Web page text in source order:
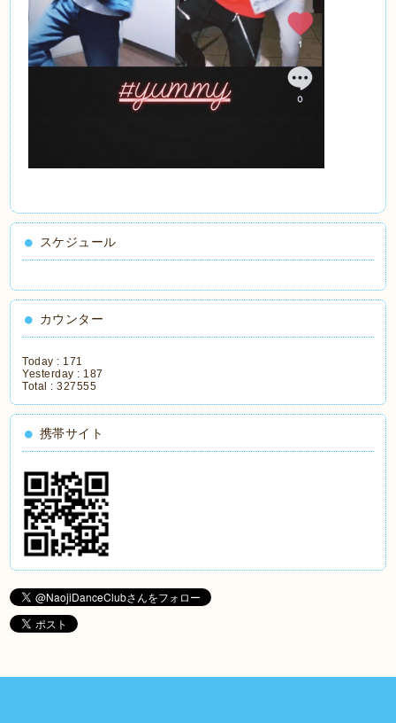
スケジュール
カウンター
Today : 171
Yesterday : 187
Total :327555
携帯サイト